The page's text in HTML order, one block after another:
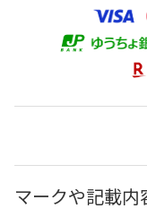
マークや記載内